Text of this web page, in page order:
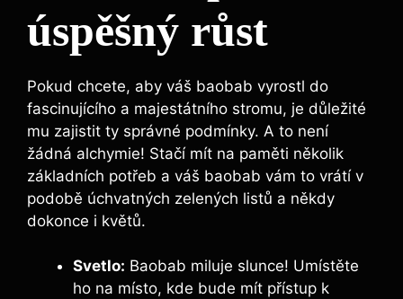
úspěšný růst
Pokud chcete, aby váš baobab vyrostl do
fascinujícího a majestátního stromu, je důležité
mu zajistit ty správné podmínky. A to není
žádná alchymie! Stačí mít na paměti několik
základních potřeb a váš baobab vám to vrátí v
podobě úchvatných zelených listů a někdy
dokonce i květů.
Svetlo: Baobab miluje slunce! Umístěte
ho na místo, kde bude mít přístup k